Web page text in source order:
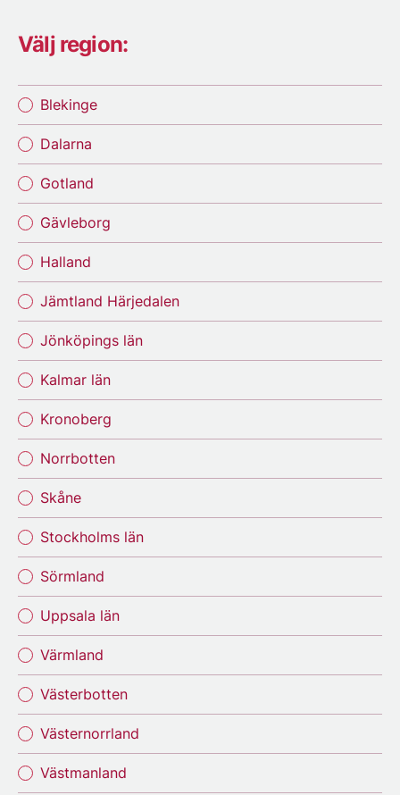
Välj region:
Blekinge
Dalarna
Gotland
Gävleborg
Halland
Jämtland Härjedalen
Jönköpings län
Kalmar län
Kronoberg
Norrbotten
Skåne
Stockholms län
Sörmland
Uppsala län
Värmland
Västerbotten
Västernorrland
Västmanland